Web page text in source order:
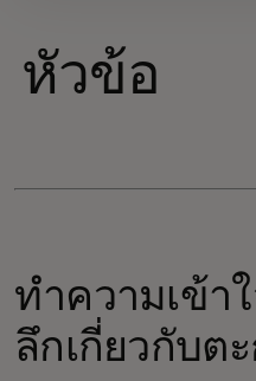
หัวข้อ
ทำความเข้า
ลึกเกี่ยวกับต